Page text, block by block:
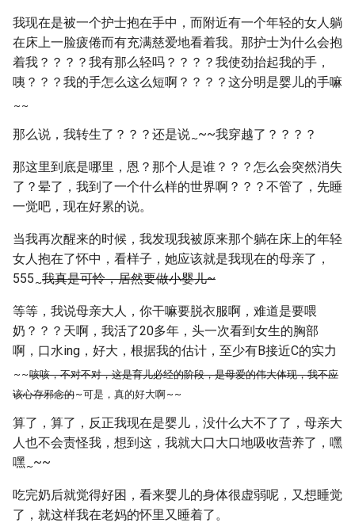
我现在是被一个护士抱在手中，而附近有一个年轻的女人躺
在床上一脸疲倦而有充满慈爱地看着我。那护士为什么会抱
着我？？？？我有那么轻吗？？？？我使劲抬起我的手，
咦？？？我的手怎么这么短啊？？？？这分明是婴儿的手嘛
~~
那么说，我转生了？？？还是说~~~我穿越了？？？？
那这里到底是哪里，恩？那个人是谁？？？怎么会突然消失
了？晕了，我到了一个什么样的世界啊？？？不管了，先睡
一觉吧，现在好累的说。
当我再次醒来的时候，我发现我被原来那个躺在床上的年轻
女人抱在了怀中，看样子，她应该就是我现在的母亲了，
555 ~我真是可怜，居然要做小婴儿~
等等，我说母亲大人，你干嘛要脱衣服啊，难道是要喂
奶？？？天啊，我活了20多年，头一次看到女生的胸部
啊，口水ing，好大，根据我的估计，至少有B接近C的实力
~~咳咳，不对不对，这是育儿必经的阶段，是母爱的伟大体现，我不应
该心存邪念的~可是，真的好大啊~~
算了，算了，反正我现在是婴儿，没什么大不了了，母亲大
人也不会责怪我，想到这，我就大口大口地吸收营养了，嘿
嘿~~~
吃完奶后就觉得好困，看来婴儿的身体很虚弱呢，又想睡觉
了，就这样我在老妈的怀里又睡着了。